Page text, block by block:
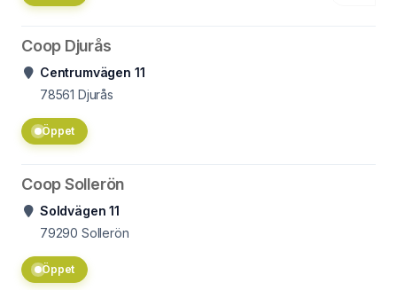
Coop Djurås
Centrumvägen 11
78561 Djurås
Öppet
Coop Sollerön
Soldvägen 11
79290 Sollerön
Öppet